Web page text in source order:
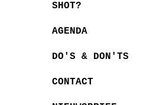
SHOT?
AGENDA
DO'S & DON'TS
CONTACT